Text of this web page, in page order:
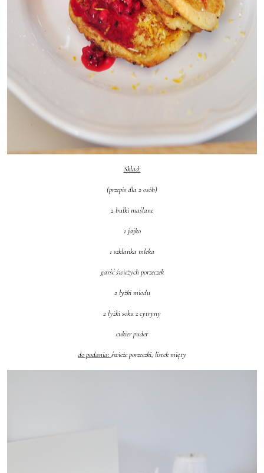
Skład:
(przepis dla 2 osób)
2 bułki maślane
1 jajko
1 szklanka mleka
garść świeżych porzeczek
2 łyżki miodu
2 łyżki soku z cytryny
cukier puder
do podania: świeże porzeczki, listek mięty